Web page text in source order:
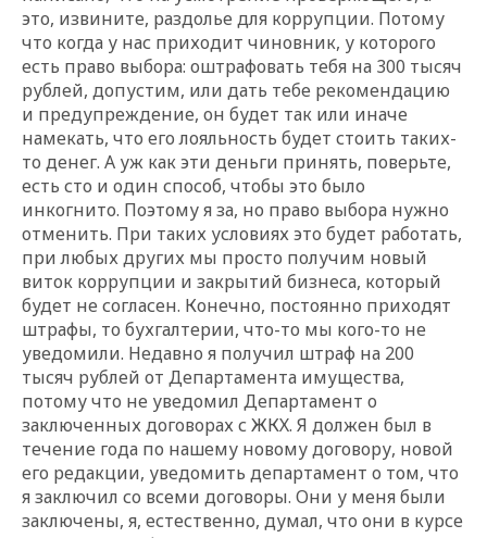
это, извините, раздолье для коррупции. Потому
что когда у нас приходит чиновник, у которого
есть право выбора: оштрафовать тебя на 300 тысяч
рублей, допустим, или дать тебе рекомендацию
и предупреждение, он будет так или иначе
намекать, что его лояльность будет стоить таких-
то денег. А уж как эти деньги принять, поверьте,
есть сто и один способ, чтобы это было
инкогнито. Поэтому я за, но право выбора нужно
отменить. При таких условиях это будет работать,
при любых других мы просто получим новый
виток коррупции и закрытий бизнеса, который
будет не согласен. Конечно, постоянно приходят
штрафы, то бухгалтерии, что-то мы кого-то не
уведомили. Недавно я получил штраф на 200
тысяч рублей от Департамента имущества,
потому что не уведомил Департамент о
заключенных договорах с ЖКХ. Я должен был в
течение года по нашему новому договору, новой
его редакции, уведомить департамент о том, что
я заключил со всеми договоры. Они у меня были
заключены, я, естественно, думал, что они в курсе